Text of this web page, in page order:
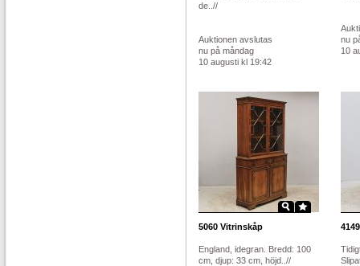
de..//
Auktionen avslutas
nu på måndag
10 augusti kl 19:42
nu
10
5060 Vitrinskåp
England, idegran. Bredd: 100
cm, djup: 33 cm, höjd..//
4149